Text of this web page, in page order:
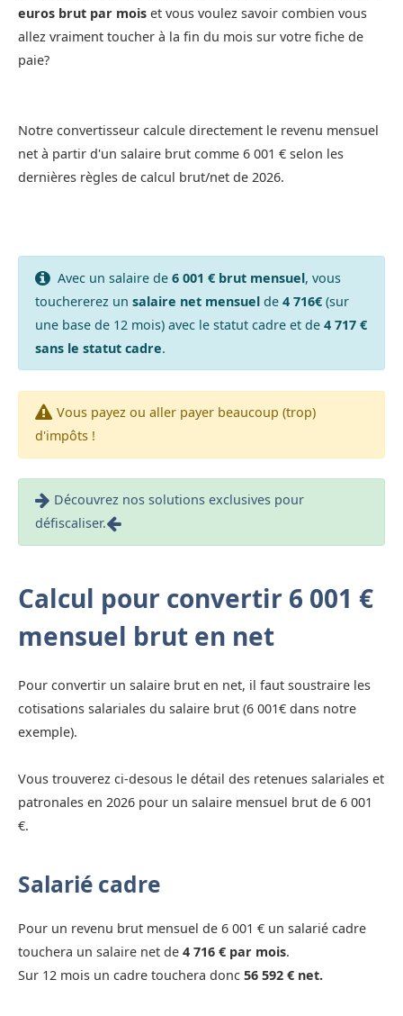
euros brut par mois et vous voulez savoir combien vous
allez vraiment toucher à la fin du mois sur votre fiche de
paie?
Notre convertisseur calcule directement le revenu mensuel
net à partir d'un salaire brut comme 6 001 € selon les
dernières règles de calcul brut/net de 2026.
Avec un salaire de 6 001 € brut mensuel, vous
touchererez un salaire net mensuelde 4 716€(sur
une base de 12 mois) avec le statut cadre et de 4 717 €
sans le statut cadre.
Vous payez ou aller payer beaucoup (trop)
d'impôts !
Découvrez nos solutions exclusives pour
défiscaliser.
Calcul pour convertir 6 001 €
mensuel brut en net
Pour convertir un salaire brut en net, il faut soustraire les
cotisations salariales du salaire brut (6 001€ dans notre
exemple).
Vous trouverez ci-desous le détail des retenues salariales et
patronales en 2026 pour un salaire mensuel brut de 6 001
€.
Salarié cadre
Pour un revenu brut mensuel de 6 001 € un salarié cadre
touchera un salaire net de 4 716 € par mois.
Sur 12 mois un cadre touchera donc 56 592 € net.